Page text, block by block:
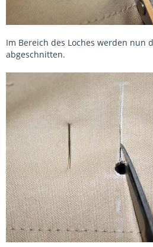
Im Bereich des Loches werden nun
abgeschnitten.